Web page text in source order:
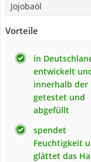
Jojobaöl
Vorteile
in
entwickelt
innerhalb der
getestet und
abgefüllt
spendet
Feuchtigkeit
glättet das